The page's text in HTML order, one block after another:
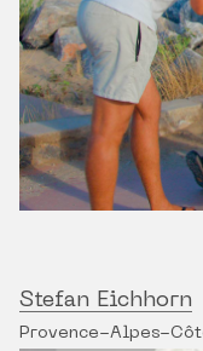
Stefan Eichhorn
Provence-Alpes-